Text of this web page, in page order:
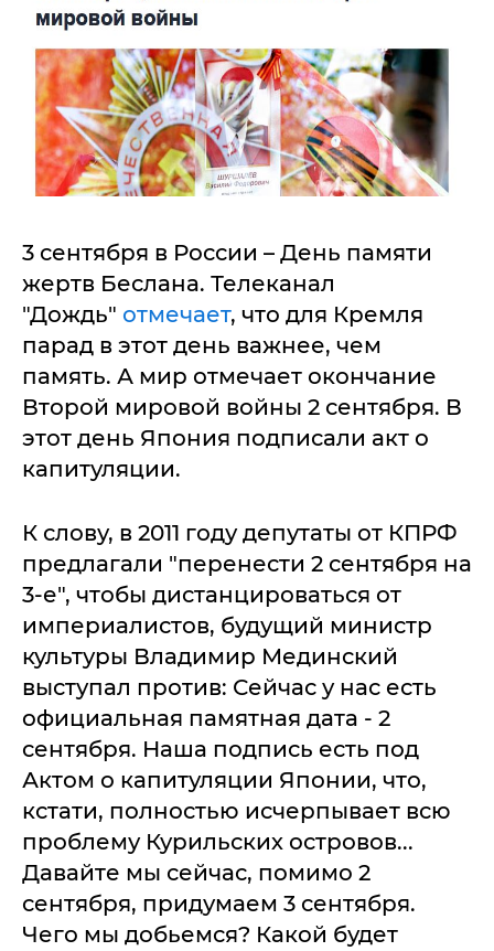
3 сентября в России – День памяти
жертв Беслана. Телеканал
"Дождь" отмечает, что для Кремля
парад в этот день важнее, чем
память. А мир отмечает окончание
Второй мировой войны 2 сентября. В
этот день Япония подписали акт о
капитуляции.
К слову, в 2011 году депутаты от КПРФ
предлагали "перенести 2 сентября на
3-е", чтобы дистанцироваться от
империалистов, будущий министр
культуры Владимир Мединский
выступал против: Сейчас у нас есть
официальная памятная дата - 2
сентября. Наша подпись есть под
Актом о капитуляции Японии, что,
кстати, полностью исчерпывает всю
проблему Курильских островов...
Давайте мы сейчас, помимо 2
сентября, придумаем 3 сентября.
Чего мы добьемся? Какой будет